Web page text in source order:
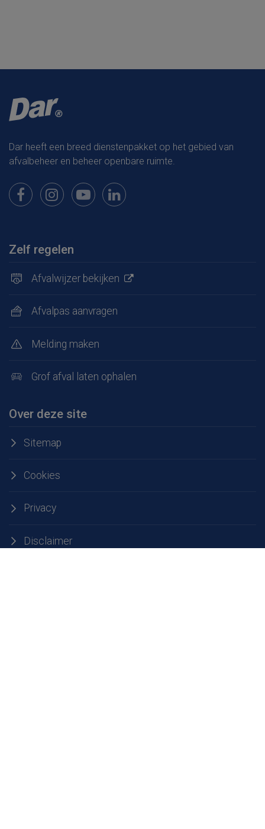
Dar heeft een breed dienstenpakket op het gebied van
afvalbeheer en beheer openbare ruimte.
Bekijk onze pagina op Facebook
Bekijk onze pagina op Instagram
Bekijk onze pagina op Youtube
Bekijk onze pagina op LinkedIn
Zelf regelen
Afvalwijzer bekijken
Afvalpas aanvragen
Melding maken
Grof afval laten ophalen
Over deze site
Sitemap
Cookies
Privacy
Disclaimer